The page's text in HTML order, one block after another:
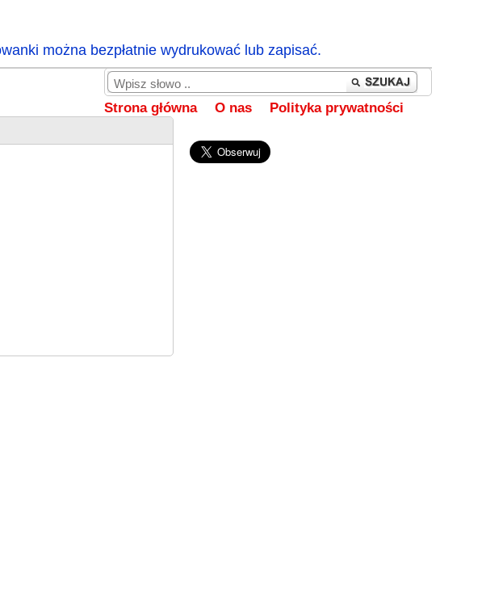
można bezpłatnie wydrukować lub zapisać.
Strona główna O nas Polityka prywatności